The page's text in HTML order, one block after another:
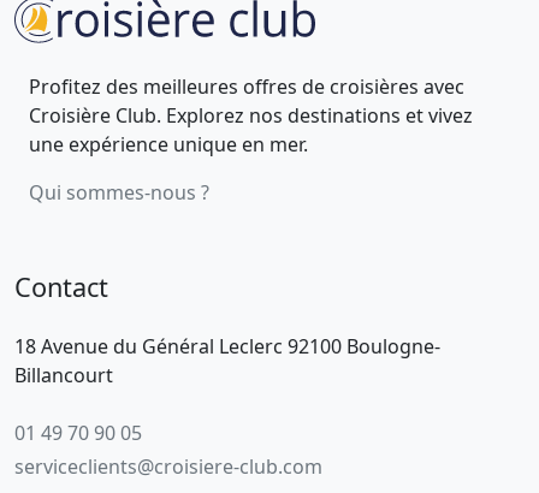
Profitez des meilleures offres de croisières avec
Croisière Club. Explorez nos destinations et vivez
une expérience unique en mer.
Qui sommes-nous ?
Contact
18 Avenue du Général Leclerc 92100 Boulogne-
Billancourt
01 49 70 90 05
serviceclients@croisiere-club.com